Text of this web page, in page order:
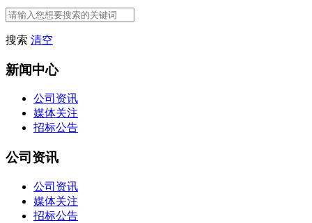
搜索 清空
新闻中心
公司资讯
媒体关注
招标公告
公司资讯
公司资讯
媒体关注
招标公告